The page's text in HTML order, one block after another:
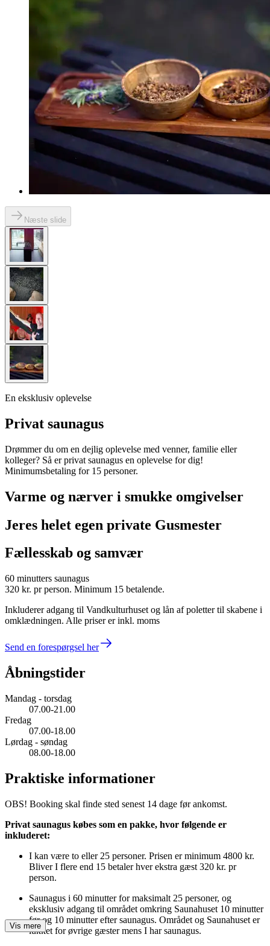
Næste slide
En eksklusiv oplevelse
Privat saunagus
Drømmer du om en dejlig oplevelse med venner, familie eller
kolleger? Så er privat saunagus en oplevelse for dig!
Minimumsbetaling for 15 personer.
Varme og nærver i smukke omgivelser
Jeres helet egen private Gusmester
Fællesskab og samvær
60 minutters saunagus
320 kr. pr person. Minimum 15 betalende.
Inkluderer adgang til Vandkulturhuset og lån af poletter til skabene i
omklædningen. Alle priser er inkl. moms
Send en forespørgsel her
Åbningstider
Mandag - torsdag
07.00-21.00
Fredag
07.00-18.00
Lørdag - søndag
08.00-18.00
Praktiske informationer
OBS! Booking skal finde sted senest 14 dage før ankomst.
Privat saunagus købes som en pakke, hvor følgende er
inkluderet:
I kan være to eller 25 personer. Prisen er minimum 4800 kr.
Bliver I flere end 15 betaler hver ekstra gæst 320 kr. pr
person.
Saunagus i 60 minutter for maksimalt 25 personer, og
eksklusiv adgang til området omkring Saunahuset 10 minutter
før og 10 minutter efter saunagus. Området og Saunahuset er
lukket for øvrige gæster mens I har saunagus.
Vis mere